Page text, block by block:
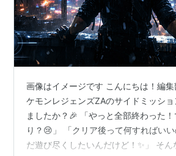
画像はイメージです こんにちは！編
ケモンレジェンズZAのサイドミッシ
ましたか？🎉 「やっと全部終わった
り？😢」 「クリア後って何すればい
だ遊び尽くしたいんだけど！✨」 そん